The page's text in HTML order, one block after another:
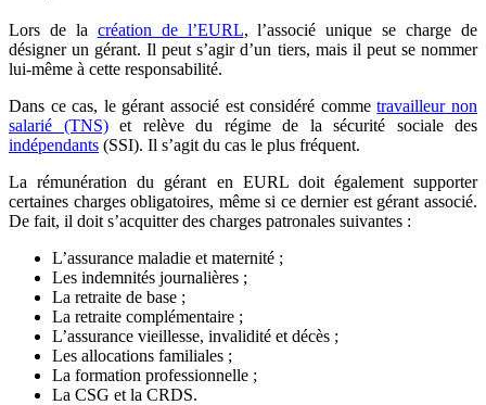
Lors de la création de l’EURL, l’associé unique se charge de
désigner un gérant. Il peut s’agir d’un tiers, mais il peut se nommer
lui-même à cette responsabilité.
Dans ce cas, le gérant associé est considéré commetravailleur non
salarié (TNS)et relève du régime de la sécurité sociale des
indépendants (SSI). Il s’agit du cas le plus fréquent.
La rémunération du gérant en EURL doit également supporter
certaines charges obligatoires, même si ce dernier est gérant associé.
De fait, il doit s’acquitter des charges patronales suivantes :
L’assurance maladie et maternité ;
Les indemnités journalières ;
La retraite de base ;
La retraite complémentaire ;
L’assurance vieillesse, invalidité et décès ;
Les allocations familiales ;
La formation professionnelle ;
La CSG et la CRDS.